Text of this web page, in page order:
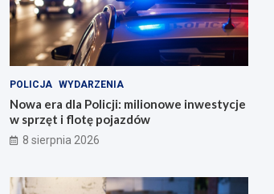
POLICJA WYDARZENIA
Nowa era dla Policji: milionowe inwestycje
w sprzęt i flotę pojazdów
8 sierpnia 2026